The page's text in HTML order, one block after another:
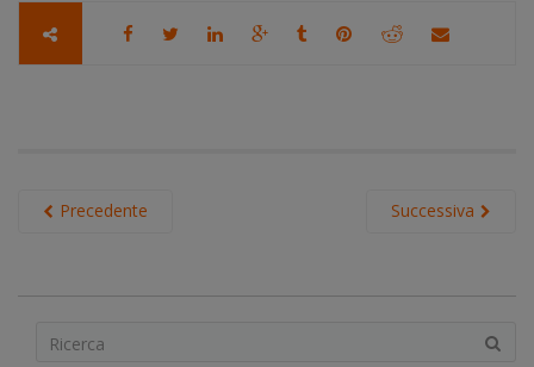
Successiva
Precedente